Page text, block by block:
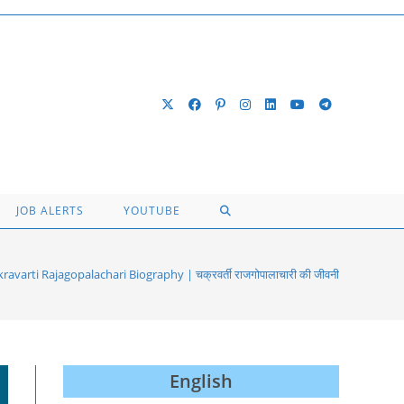
JOB ALERTS YOUTUBE
TOGGLE
SEARCH
Rajagopalachari Biography | चक्रवर्ती राजगोपालाचारी की जीवनी
English